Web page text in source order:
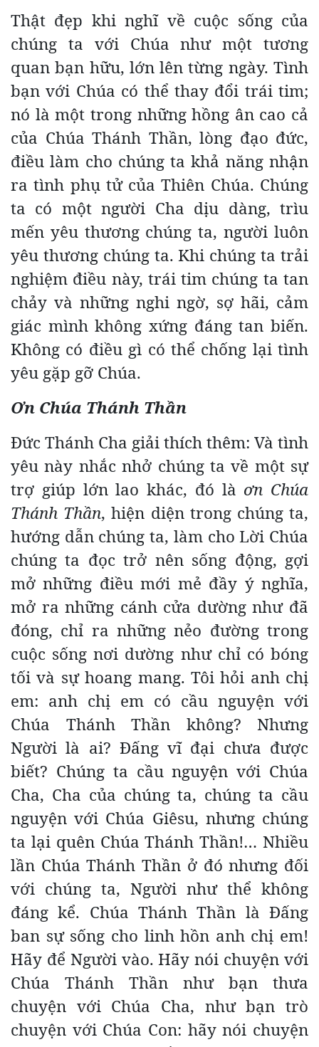
Thật đẹp khi nghĩ về cuộc sống của
chúng ta với Chúa như một tương
quan bạn hữu, lớn lên từng ngày. Tình
bạn với Chúa có thể thay đổi trái tim;
nó là một trong những hồng ân cao cả
của Chúa Thánh Thần, lòng đạo đức,
điều làm cho chúng ta khả năng nhận
ra tình phụ tử của Thiên Chúa. Chúng
ta có một người Cha dịu dàng, trìu
mến yêu thương chúng ta, người luôn
yêu thương chúng ta. Khi chúng ta trải
nghiệm điều này, trái tim chúng ta tan
chảy và những nghi ngờ, sợ hãi, cảm
giác mình không xứng đáng tan biến.
Không có điều gì có thể chống lại tình
yêu gặp gỡ Chúa.
Ơn Chúa Thánh Thần
Đức Thánh Cha giải thích thêm: Và tình
yêu này nhắc nhở chúng ta về một sự
trợ giúp lớn lao khác, đó là ơn Chúa
Thánh Thần, hiện diện trong chúng ta,
hướng dẫn chúng ta, làm cho Lời Chúa
chúng ta đọc trở nên sống động, gợi
mở những điều mới mẻ đầy ý nghĩa,
mở ra những cánh cửa dường như đã
đóng, chỉ ra những nẻo đường trong
cuộc sống nơi dường như chỉ có bóng
tối và sự hoang mang. Tôi hỏi anh chị
em: anh chị em có cầu nguyện với
Chúa Thánh Thần không? Nhưng
Người là ai? Đấng vĩ đại chưa được
biết? Chúng ta cầu nguyện với Chúa
Cha, Cha của chúng ta, chúng ta cầu
nguyện với Chúa Giêsu, nhưng chúng
ta lại quên Chúa Thánh Thần!… Nhiều
lần Chúa Thánh Thần ở đó nhưng đối
với chúng ta, Người như thể không
đáng kể. Chúa Thánh Thần là Đấng
ban sự sống cho linh hồn anh chị em!
Hãy để Người vào. Hãy nói chuyện với
Chúa Thánh Thần như bạn thưa
chuyện với Chúa Cha, như bạn trò
chuyện với Chúa Con: hãy nói chuyện